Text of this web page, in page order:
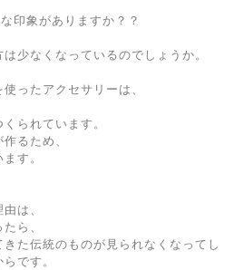
印象がありますか？？
少なくなっているのでしょうか。
ったアクセサリーは、
られています。
るため、
す。
は、
ら、
た伝統のものが見られなくなってし
です。